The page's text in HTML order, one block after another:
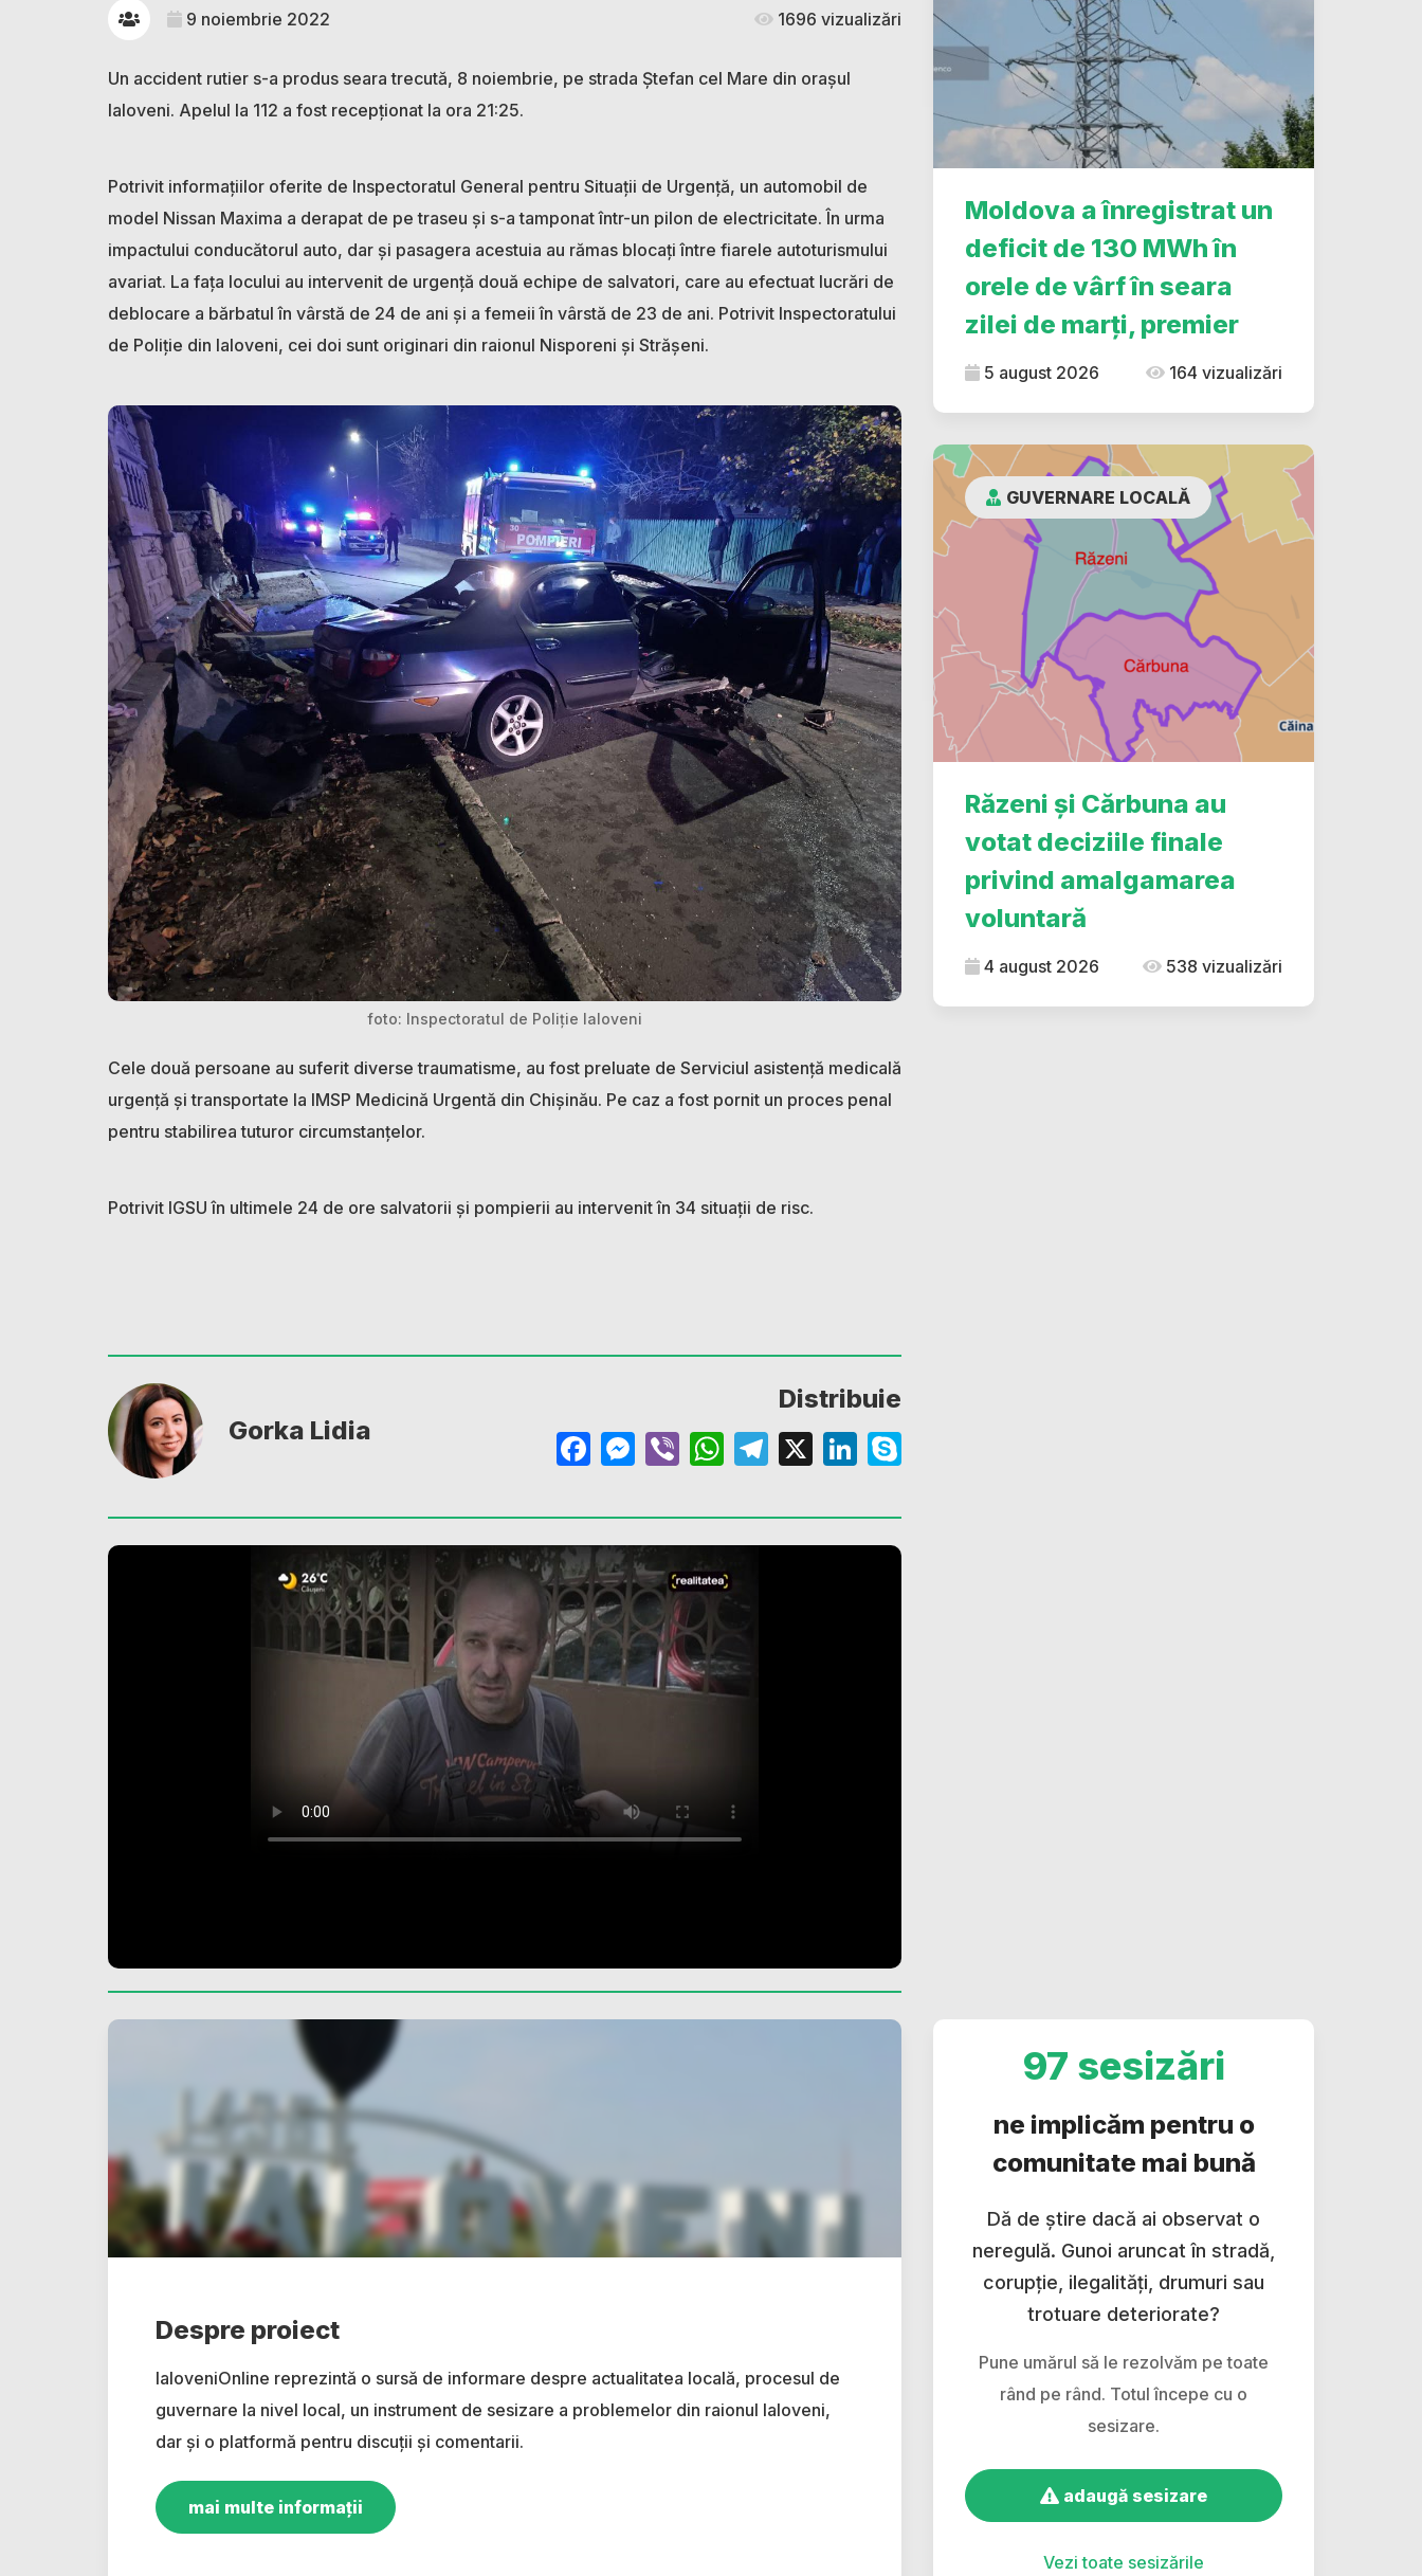
9 noiembrie 2022 1696 vizualizări
Un accident rutier s-a produs seara trecută, 8 noiembrie, pe strada Ștefan cel Mare din orașul
Ialoveni. Apelul la 112 a fost recepționat la ora 21:25.
Potrivit informațiilor oferite de Inspectoratul General pentru Situații de Urgență, un automobil de
model Nissan Maxima a derapat de pe traseu și s-a tamponat într-un pilon de electricitate. În urma
impactului conducătorul auto, dar și pasagera acestuia au rămas blocați între fiarele autoturismului
avariat. La fața locului au intervenit de urgență două echipe de salvatori, care au efectuat lucrări de
deblocare a bărbatul în vârstă de 24 de ani și a femeii în vârstă de 23 de ani. Potrivit Inspectoratului
de Poliție din Ialoveni, cei doi sunt originari din raionul Nisporeni și Strășeni.
foto: Inspectoratul de Poliție Ialoveni
Cele două persoane au suferit diverse traumatisme, au fost preluate de Serviciul asistență medicală
urgență și transportate la IMSP Medicină Urgentă din Chișinău. Pe caz a fost pornit un proces penal
pentru stabilirea tuturor circumstanțelor.
Potrivit IGSU în ultimele 24 de ore salvatorii și pompierii au intervenit în 34 situații de risc.
Gorka Lidia
Distribuie
Facebook
Messenger
ViberWhatsApp
Telegram
X LinkedIn
Moldova a înregistrat un
deficit de 130 MWh în
orele de vârf în seara
zilei de marți, premier
5 august 2026 164 vizualizări
GUVERNARE LOCALĂ
Răzeni și Cărbuna au
votat deciziile finale
privind amalgamarea
voluntară
4 august 2026 538 vizualizări
Despre proiect
IaloveniOnline reprezintă o sursă de informare despre actualitatea locală, procesul de
guvernare la nivel local, un instrument de sesizare a problemelor din raionul Ialoveni,
dar și o platformă pentru discuții și comentarii.
mai multe informații
97 sesizări
ne implicăm pentru o
comunitate mai bună
Dă de știre dacă ai observat o
neregulă. Gunoi aruncat în stradă,
corupție, ilegalități, drumuri sau
trotuare deteriorate?
Pune umărul să le rezolvăm pe toate
rând pe rând. Totul începe cu o
sesizare.
adaugă sesizare
Vezi toate sesizările